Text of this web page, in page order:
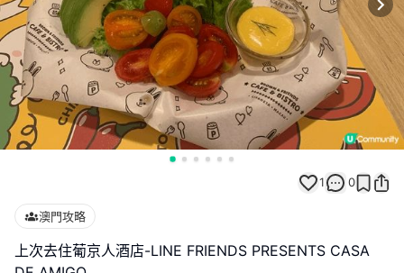
1 0
澳門攻略
上次去住葡京人酒店-LINE FRIENDS PRESENTS CASA